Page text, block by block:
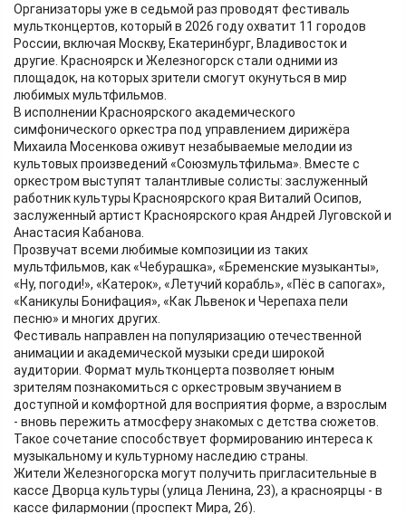
Организаторы уже в седьмой раз проводят фестиваль
мультконцертов, который в 2026 году охватит 11 городов
России, включая Москву, Екатеринбург, Владивосток и
другие. Красноярск и Железногорск стали одними из
площадок, на которых зрители смогут окунуться в мир
любимых мультфильмов.
В исполнении Красноярского академического
симфонического оркестра под управлением дирижёра
Михаила Мосенкова оживут незабываемые мелодии из
культовых произведений «Союзмультфильма». Вместе с
оркестром выступят талантливые солисты: заслуженный
работник культуры Красноярского края Виталий Осипов,
заслуженный артист Красноярского края Андрей Луговской и
Анастасия Кабанова.
Прозвучат всеми любимые композиции из таких
мультфильмов, как «Чебурашка», «Бременские музыканты»,
«Ну, погоди!», «Катерок», «Летучий корабль», «Пёс в сапогах»,
«Каникулы Бонифация», «Как Львенок и Черепаха пели
песню» и многих других.
Фестиваль направлен на популяризацию отечественной
анимации и академической музыки среди широкой
аудитории. Формат мультконцерта позволяет юным
зрителям познакомиться с оркестровым звучанием в
доступной и комфортной для восприятия форме, а взрослым
- вновь пережить атмосферу знакомых с детства сюжетов.
Такое сочетание способствует формированию интереса к
музыкальному и культурному наследию страны.
Жители Железногорска могут получить пригласительные в
кассе Дворца культуры (улица Ленина, 23), а красноярцы - в
кассе филармонии (проспект Мира, 2б).